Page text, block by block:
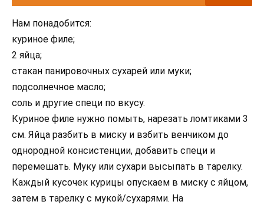
Нам понадобится:
куриное филе;
2 яйца;
стакан панировочных сухарей или муки;
подсолнечное масло;
соль и другие специ по вкусу.
Куриное филе нужно помыть, нарезать ломтиками 3
см. Яйца разбить в миску и взбить венчиком до
однородной консистенции, добавить специ и
перемешать. Муку или сухари высыпать в тарелку.
Каждый кусочек курицы опускаем в миску с яйцом,
затем в тарелку с мукой/сухарями. На